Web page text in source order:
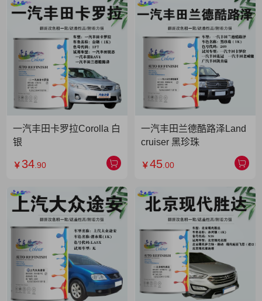
一汽丰田卡罗拉Corolla 白
银
￥ 34 .90
一汽丰田兰德酷路泽Land
cruiser 黑珍珠
￥45 .00